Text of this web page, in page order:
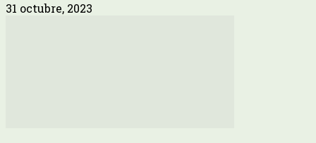
31 octubre, 2023